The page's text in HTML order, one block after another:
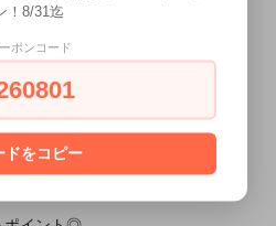
演出。
あり、
てくれ
！8/31迄
ポンコード
ドをコピー